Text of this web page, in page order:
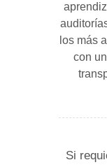
los más
con
Si